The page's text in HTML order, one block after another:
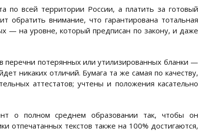
по всей территории России, а платить за готовый
обратить внимание, что гарантирована тотальная
— на уровне, который предписан по закону, и даже
перечни потерянных или утилизированных бланки —
никаких отличий. Бумага та же самая по качеству,
аттестатов; учтены и положения касательно
о полном среднем образовании так, чтобы он
отпечатанных текстов также на 100% достигаются,